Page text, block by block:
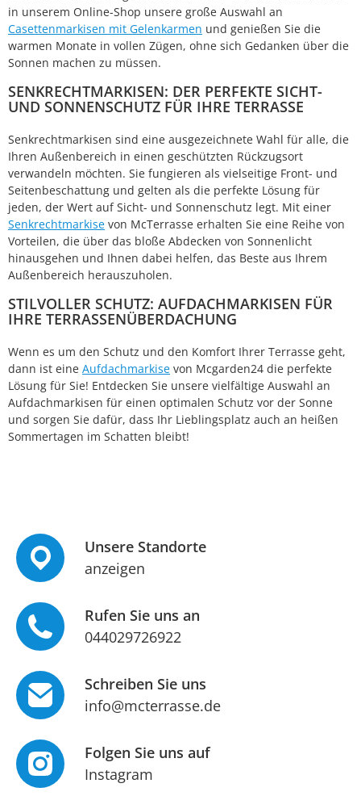
in unserem Online-Shop unsere große Auswahl an
Casettenmarkisen mit Gelenkarmen und genießen Sie die
warmen Monate in vollen Zügen, ohne sich Gedanken über die
Sonnen machen zu müssen.
SENKRECHTMARKISEN: DER PERFEKTE SICHT-
UND SONNENSCHUTZ FÜR IHRE TERRASSE
Senkrechtmarkisen sind eine ausgezeichnete Wahl für alle, die
Ihren Außenbereich in einen geschützten Rückzugsort
verwandeln möchten. Sie fungieren als vielseitige Front- und
Seitenbeschattung und gelten als die perfekte Lösung für
jeden, der Wert auf Sicht- und Sonnenschutz legt. Mit einer
Senkrechtmarkise von McTerrasse erhalten Sie eine Reihe von
Vorteilen, die über das bloße Abdecken von Sonnenlicht
hinausgehen und Ihnen dabei helfen, das Beste aus Ihrem
Außenbereich herauszuholen.
STILVOLLER SCHUTZ: AUFDACHMARKISEN FÜR
IHRE TERRASSENÜBERDACHUNG
Wenn es um den Schutz und den Komfort Ihrer Terrasse geht,
dann ist eine Aufdachmarkise von Mcgarden24 die perfekte
Lösung für Sie! Entdecken Sie unsere vielfältige Auswahl an
Aufdachmarkisen für einen optimalen Schutz vor der Sonne
und sorgen Sie dafür, dass Ihr Lieblingsplatz auch an heißen
Sommertagen im Schatten bleibt!
Unsere Standorte
anzeigen
Rufen Sie uns an
044029726922
Schreiben Sie uns
info@mcterrasse.de
Folgen Sie uns auf
Instagram